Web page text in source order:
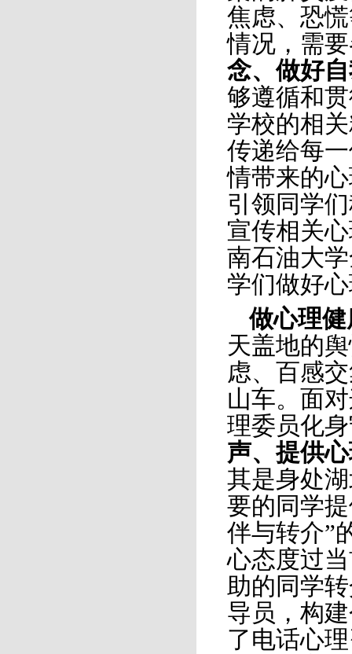
焦虑、恐
情况，需
念、做好
够遵循和
学校的相
传递给每
情带来的
引领同学
宣传相关
南石油大
学们做好
做心理
天盖地的
虑、百感
山车。面
理委员化
声、提供
其是身处
要的同学
伴与转介”
心态度过
助的同学
导员，构
了电话心